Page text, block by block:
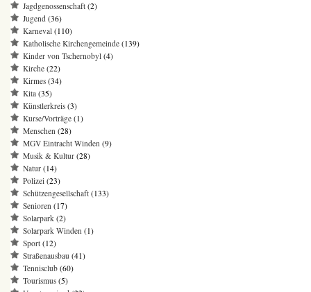
Jagdgenossenschaft (2)
Jugend (36)
Karneval (110)
Katholische Kirchengemeinde (139)
Kinder von Tschernobyl (4)
Kirche (22)
Kirmes (34)
Kita (35)
Künstlerkreis (3)
Kurse/Vorträge (1)
Menschen (28)
MGV Eintracht Winden (9)
Musik & Kultur (28)
Natur (14)
Polizei (23)
Schützengesellschaft (133)
Senioren (17)
Solarpark (2)
Solarpark Winden (1)
Sport (12)
Straßenausbau (41)
Tennisclub (60)
Tourismus (5)